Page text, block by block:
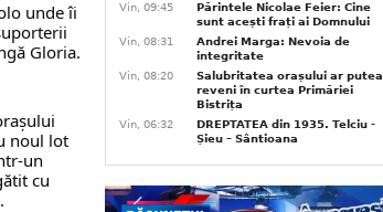
unde îi
Gloria.
noul lot
un
cu
Vin, 09:45
Părintele Nicolae Feier: Cine
sunt acești frați ai Domnului
Vin, 08:31
Andrei Marga: Nevoia de
integritate
Vin, 08:20
Salubritatea orașului ar putea
reveni în curtea Primăriei
Bistrița
Vin, 06:32
DREPTATEA din 1935. Telciu -
Șieu – Sântioana